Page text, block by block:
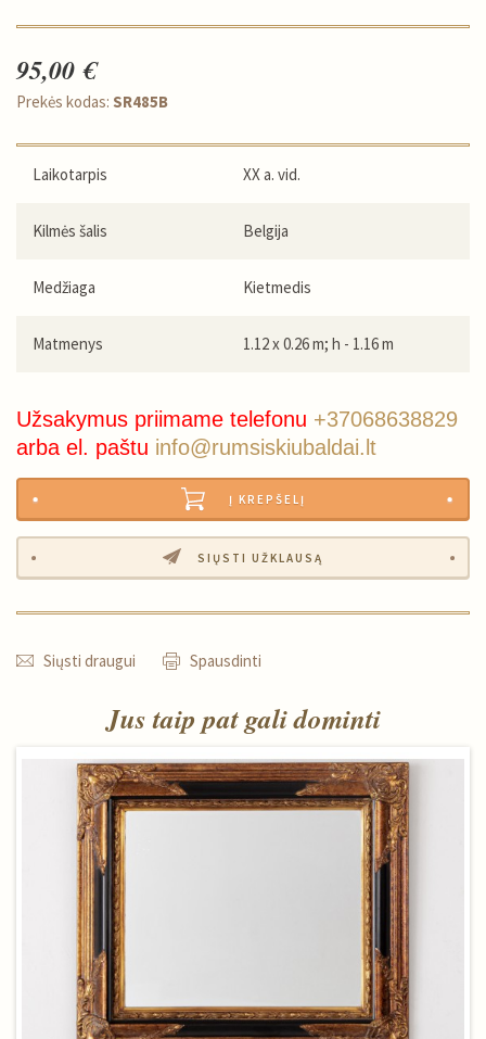
95,00 €
Prekės kodas: SR485B
Laikotarpis XX a. vid.
Kilmės šalis Belgija
Medžiaga Kietmedis
Matmenys 1.12 x 0.26 m; h - 1.16 m
Užsakymus priimame telefonu +37068638829
arba el. paštu info@rumsiskiubaldai.lt
Į KREPŠELĮ
SIŲSTI UŽKLAUSĄ
Siųsti draugui Spausdinti
Jus taip pat gali dominti